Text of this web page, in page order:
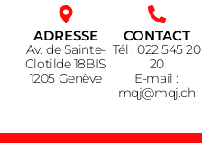
ADRESSE
Av. de Sainte-
Clotilde 18BIS
1205 Genève
CONTACT
Tél : 022 545 20
20
E-mail :
mqj@mqj.ch